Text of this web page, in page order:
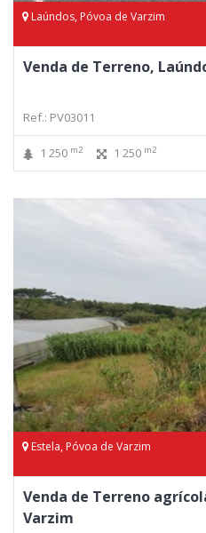
Laúndos, Póvoa de Varzim
Venda de Terreno,
Ref.: PV03011
1 250 m2 1 250 m2
Estela, Póvoa de Varzim
Venda de Terreno
Varzim